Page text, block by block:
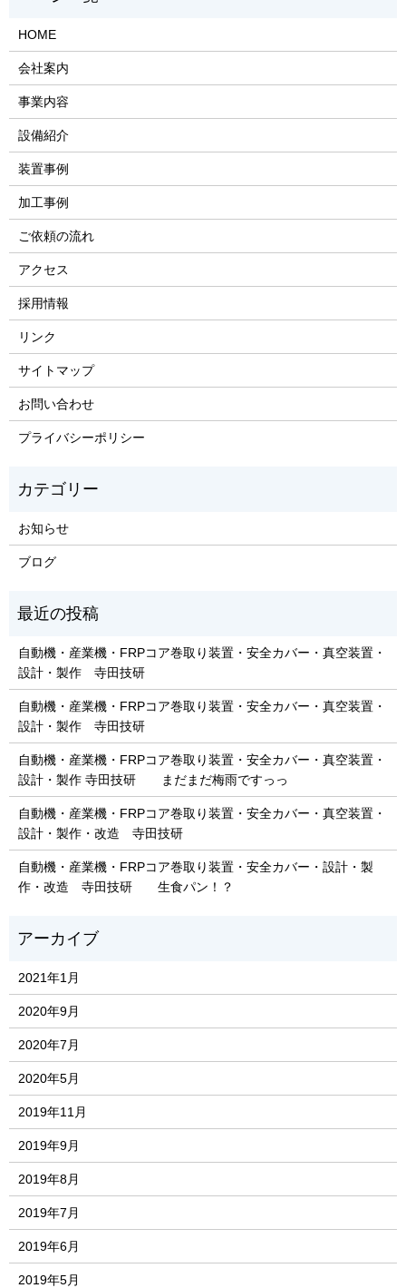
HOME
会社案内
事業内容
設備紹介
装置事例
加工事例
ご依頼の流れ
アクセス
採用情報
リンク
サイトマップ
お問い合わせ
プライバシーポリシー
お知らせ
ブログ
自動機・産業機・FRPコア巻取り装置・安全カバー・真空装置・
設計・製作 寺田技研
自動機・産業機・FRPコア巻取り装置・安全カバー・真空装置・
設計・製作 寺田技研
自動機・産業機・FRPコア巻取り装置・安全カバー・真空装置・
設計・製作 寺田技研 まだまだ梅雨ですっっ
自動機・産業機・FRPコア巻取り装置・安全カバー・真空装置・
設計・製作・改造 寺田技研
自動機・産業機・FRPコア巻取り装置・安全カバー・設計・製
作・改造 寺田技研 生食パン！？
2021年1月
2020年9月
2020年7月
2020年5月
2019年11月
2019年9月
2019年8月
2019年7月
2019年6月
2019年5月